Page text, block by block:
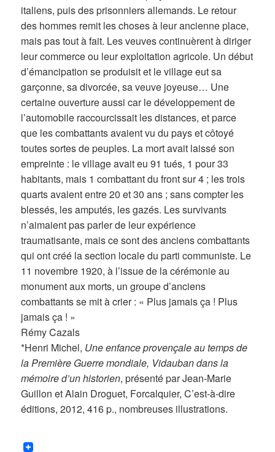
italiens, puis des prisonniers allemands. Le retour
des hommes remit les choses à leur ancienne place,
mais pas tout à fait. Les veuves continuèrent à diriger
leur commerce ou leur exploitation agricole. Un début
d’émancipation se produisit et le village eut sa
garçonne, sa divorcée, sa veuve joyeuse… Une
certaine ouverture aussi car le développement de
l’automobile raccourcissait les distances, et parce
que les combattants avaient vu du pays et côtoyé
toutes sortes de peuples. La mort avait laissé son
empreinte : le village avait eu 91 tués, 1 pour 33
habitants, mais 1 combattant du front sur 4 ; les trois
quarts avaient entre 20 et 30 ans ; sans compter les
blessés, les amputés, les gazés. Les survivants
n’aimaient pas parler de leur expérience
traumatisante, mais ce sont des anciens combattants
qui ont créé la section locale du parti communiste. Le
11 novembre 1920, à l’issue de la cérémonie au
monument aux morts, un groupe d’anciens
combattants se mit à crier : « Plus jamais ça ! Plus
jamais ça ! »
Rémy Cazals
*Henri Michel, Une enfance provençale au temps de
la Première Guerre mondiale, Vidauban dans la
mémoire d’un historien, présenté par Jean-Marie
Guillon et Alain Droguet, Forcalquier, C’est-à-dire
éditions, 2012, 416 p., nombreuses illustrations.